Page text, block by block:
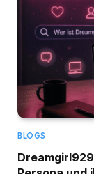
BLOGS